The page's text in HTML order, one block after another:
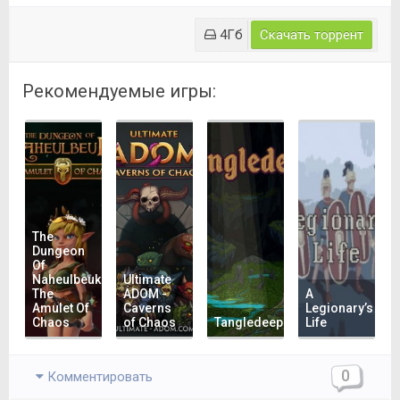
4Гб Скачать торрент
Рекомендуемые игры:
The
Dungeon
Of
Naheulbeuk:
The
Amulet Of
Chaos
Ultimate
ADOM -
Caverns
of Chaos
Tangledeep
A
Legionary’s
Life
Комментировать 0